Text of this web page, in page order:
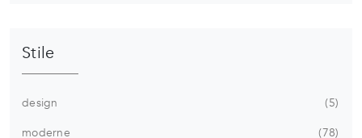
Stile
design
5
moderne
78